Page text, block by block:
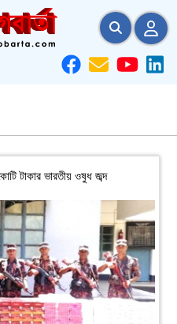
টাকার ভারতীয় ওষুধ জব্দ